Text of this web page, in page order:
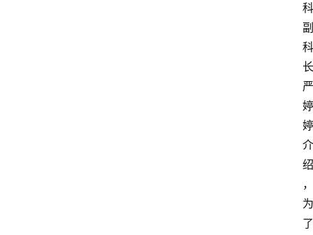
科
副
科
长
严
婷
婷
介
绍
，
为
了